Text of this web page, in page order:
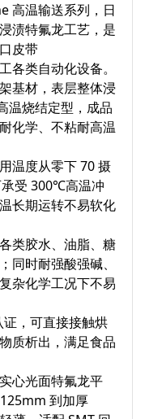
高温输送系列，日
渍特氟龙工艺，是
皮带
各类自动化设备。
基材，表层整体浸
温烧结定型，成品
化学、不粘耐高温
温度从零下 70 摄
承受 300℃高温冲
长期运转不易软化
类胶水、油脂、糖
同时耐强酸强碱、
杂化学工况下不易
，可直接接触烘
质析出，满足食品
心光面特氟龙平
到加厚